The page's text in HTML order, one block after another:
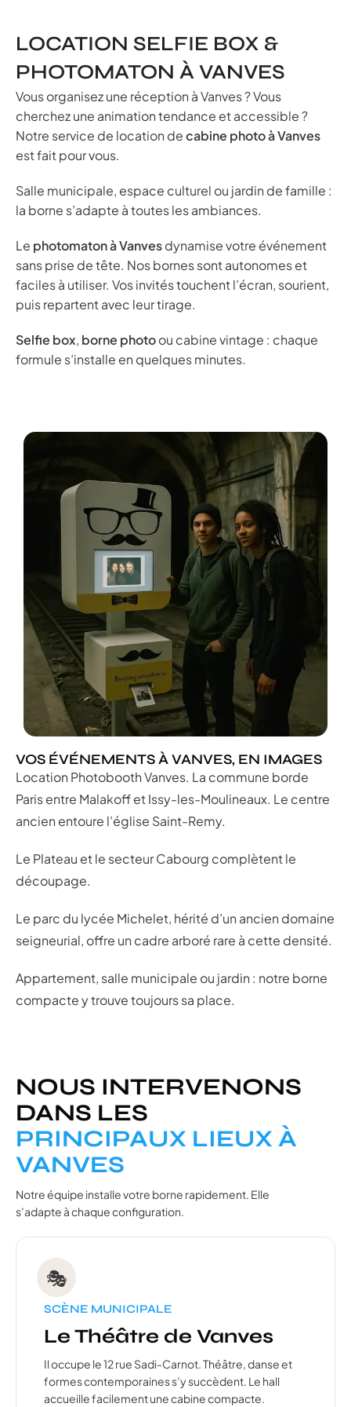
LOCATION SELFIE BOX &
PHOTOMATON À VANVES
Vous organisez une réception à Vanves ? Vous
cherchez une animation tendance et accessible ?
Notre service de location decabine photo à Vanves
est fait pour vous.
Salle municipale, espace culturel ou jardin de famille :
la borne s’adapte à toutes les ambiances.
Le photomaton à Vanvesdynamise votre événement
sans prise de tête. Nos bornes sont autonomes et
faciles à utiliser. Vos invités touchent l’écran, sourient,
puis repartent avec leur tirage.
Selfie box, borne photoou cabine vintage : chaque
formule s’installe en quelques minutes.
VOS ÉVÉNEMENTS À VANVES, EN IMAGES
Location Photobooth Vanves. La commune borde
Paris entre Malakoff et Issy-les-Moulineaux. Le centre
ancien entoure l’église Saint-Remy.
Le Plateau et le secteur Cabourg complètent le
découpage.
Le parc du lycée Michelet, hérité d’un ancien domaine
seigneurial, offre un cadre arboré rare à cette densité.
Appartement, salle municipale ou jardin : notre borne
compacte y trouve toujours sa place.
NOUS INTERVENONS
DANS LES
PRINCIPAUX LIEUX À
VANVES
Notre équipe installe votre borne rapidement. Elle
s’adapte à chaque configuration.
🎭
SCÈNE MUNICIPALE
Le Théâtre de Vanves
Il occupe le 12 rue Sadi-Carnot. Théâtre, danse et
formes contemporaines s’y succèdent. Le hall
accueille facilement une cabine compacte.